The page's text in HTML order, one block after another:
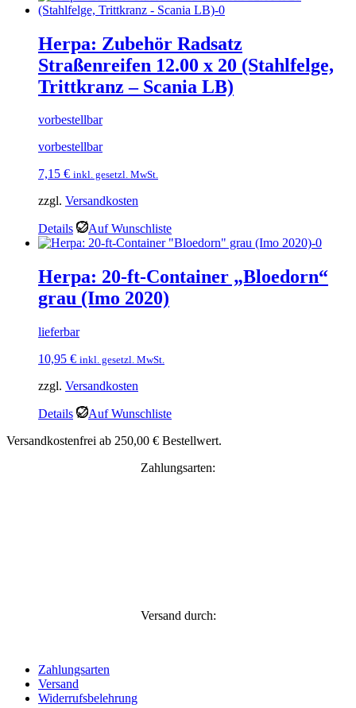
Herpa: Zubehör Radsatz
Straßenreifen 12.00 x 20 (Stahlfelge,
Trittkranz – Scania LB)
vorbestellbar
vorbestellbar
7,15 € inkl. gesetzl. MwSt.
zzgl. Versandkosten
Details Auf Wunschliste
Herpa: 20-ft-Container „Bloedorn“
grau (Imo 2020)
lieferbar
10,95 € inkl. gesetzl. MwSt.
zzgl. Versandkosten
Details
Auf Wunschliste
Versandkostenfrei ab 250,00 € Bestellwert.
Zahlungsarten:
Versand durch:
Zahlungsarten
Versand
Widerrufsbelehrung